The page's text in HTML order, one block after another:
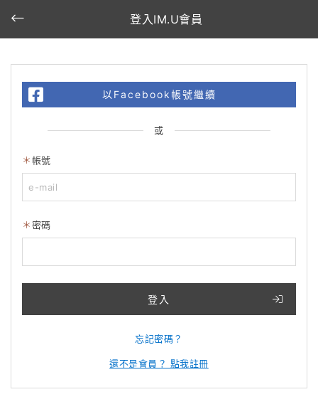
登入IM.U會員
以Facebook帳號繼續
或
帳號
密碼
登入
忘記密碼？
還不是會員？ 點我註冊